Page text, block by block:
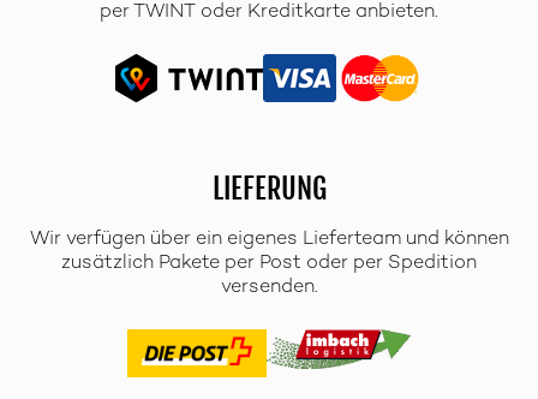
per TWINT oder Kreditkarte anbieten.
LIEFERUNG
Wir verfügen über ein eigenes Lieferteam und können
zusätzlich Pakete per Post oder per Spedition
versenden.